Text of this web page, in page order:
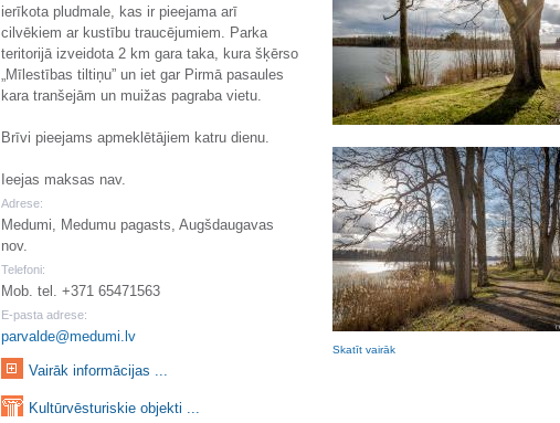
ierīkota pludmale, kas ir pieejama arī
cilvēkiem ar kustību traucējumiem. Parka
teritorijā izveidota 2 km gara taka, kura šķērso
„Mīlestības tiltiņu” un iet gar Pirmā pasaules
kara tranšejām un muižas pagraba vietu.
Brīvi pieejams apmeklētājiem katru dienu.
Ieejas maksas nav.
Adrese:
Medumi, Medumu pagasts, Augšdaugavas
nov.
Telefoni:
Mob. tel. +371 65471563
E-pasta adrese:
parvalde@medumi.lv
Vairāk informācijas ...
Kultūrvēsturiskie objekti ...
Skatīt vairāk